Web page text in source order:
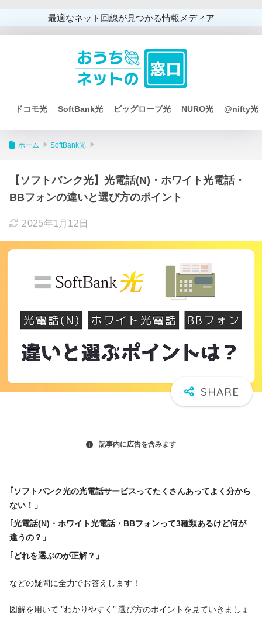
最適なネット回線が見つかる情報メディア
ドコモ光 SoftBank光 ビッグローブ光 NURO光 @nifty光
ホーム SoftBank光
【ソフトバンク光】光電話(N)・ホワイト光電話・
BBフォンの違いと選び方のポイント
2025年1月12日
記事内に広告を含みます
｢ソフトバンク光の光電話サービスってたくさんあってよく分から
ない！」
｢光電話(N)・ホワイト光電話・BBフォンって3種類あるけど何が
違うの？」
｢どれを選ぶのが正解？」
などの疑問に全力でお答えします！
図解を用いて ”わかりやすく” 選び方のポイントを見ていきましょ